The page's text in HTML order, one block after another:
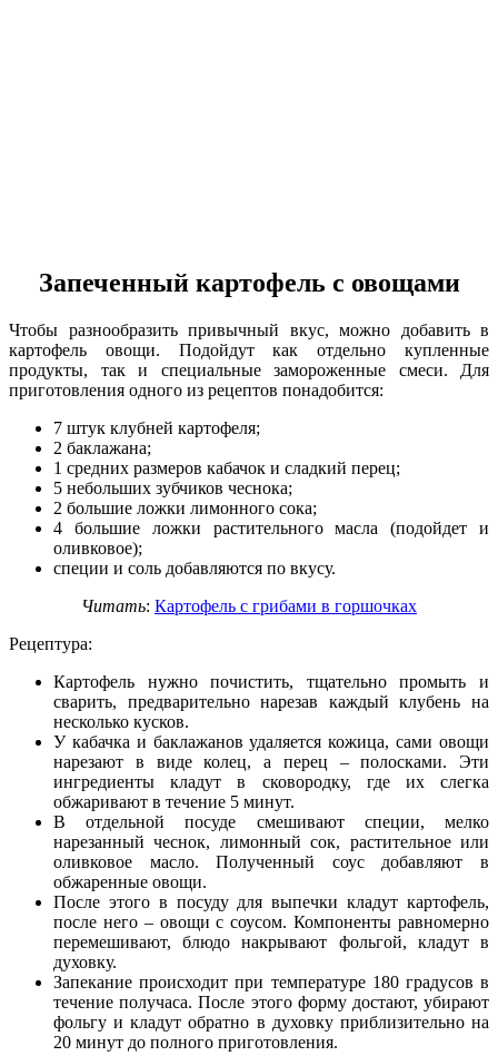
Запеченный картофель с овощами
Чтобы разнообразить привычный вкус, можно добавить в
картофель овощи. Подойдут как отдельно купленные
продукты, так и специальные замороженные смеси. Для
приготовления одного из рецептов понадобится:
7 штук клубней картофеля;
2 баклажана;
1 средних размеров кабачок и сладкий перец;
5 небольших зубчиков чеснока;
2 большие ложки лимонного сока;
4 большие ложки растительного масла (подойдет и
оливковое);
специи и соль добавляются по вкусу.
Читать: Картофель с грибами в горшочках
Рецептура:
Картофель нужно почистить, тщательно промыть и
сварить, предварительно нарезав каждый клубень на
несколько кусков.
У кабачка и баклажанов удаляется кожица, сами овощи
нарезают в виде колец, а перец – полосками. Эти
ингредиенты кладут в сковородку, где их слегка
обжаривают в течение 5 минут.
В отдельной посуде смешивают специи, мелко
нарезанный чеснок, лимонный сок, растительное или
оливковое масло. Полученный соус добавляют в
обжаренные овощи.
После этого в посуду для выпечки кладут картофель,
после него – овощи с соусом. Компоненты равномерно
перемешивают, блюдо накрывают фольгой, кладут в
духовку.
Запекание происходит при температуре 180 градусов в
течение получаса. После этого форму достают, убирают
фольгу и кладут обратно в духовку приблизительно на
20 минут до полного приготовления.